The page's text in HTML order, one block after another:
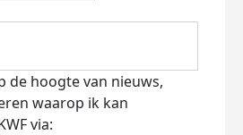
de hoogte van nieuws,
waarop ik kan
via: